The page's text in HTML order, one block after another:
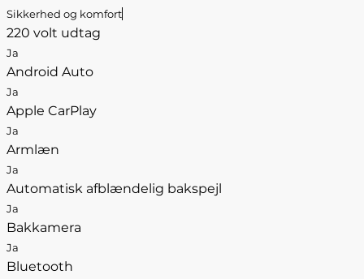
Sikkerhed og komfort
220 volt udtag
Ja
Android Auto
Ja
Apple CarPlay
Ja
Armlæn
Ja
Automatisk afblændelig bakspejl
Ja
Bakkamera
Ja
Bluetooth